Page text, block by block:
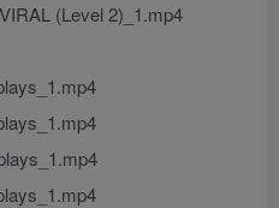
(Level 2)_1.mp4